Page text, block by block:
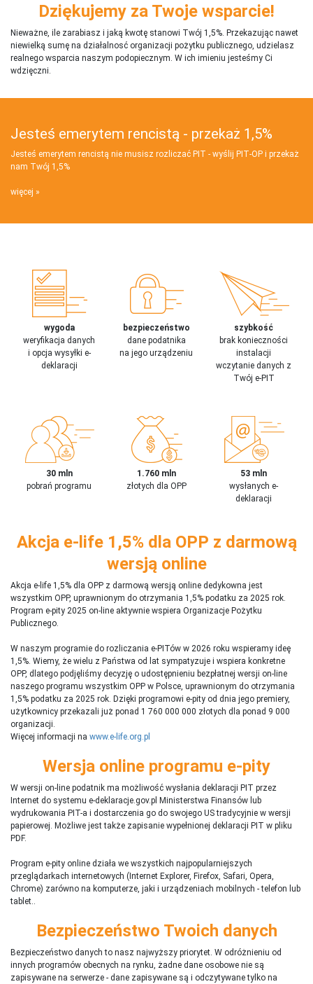
Dziękujemy za Twoje wsparcie!
Nieważne, ile zarabiasz i jaką kwotę stanowi Twój 1,5%. Przekazując nawet
niewielką sumę na działalnosć organizacji pożytku publicznego, udzielasz
realnego wsparcia naszym podopiecznym. W ich imieniu jesteśmy Ci
wdzięczni.
Jesteś emerytem rencistą - przekaż 1,5%
Jesteś emerytem rencistą nie musisz rozliczać PIT - wyślij PIT‑OP i przekaż
nam Twój 1,5%
więcej
wygoda
weryfikacja danych
i opcja wysyłki e-
deklaracji
bezpieczeństwo
dane podatnika
na jego urządzeniu
szybkość
brak konieczności
instalacji
wczytanie danych z
Twój e-PIT
30 mln
pobrań programu
1.760 mln
złotych dla OPP
53 mln
wysłanych e-
deklaracji
Akcja e-life 1,5% dla OPP z darmową
wersją online
Akcja e-life 1,5% dla OPP z darmową wersją online dedykowna jest
wszystkim OPP, uprawnionym do otrzymania 1,5% podatku za 2025 rok.
Program e-pity 2025 on-line aktywnie wspiera Organizacje Pożytku
Publicznego.
W naszym programie do rozliczania e-PITów w 2026 roku wspieramy ideę
1,5%. Wiemy, że wielu z Państwa od lat sympatyzuje i wspiera konkretne
OPP, dlatego podjęliśmy decyzję o udostępnieniu bezpłatnej wersji on-line
naszego programu wszystkim OPP w Polsce, uprawnionym do otrzymania
1,5% podatku za 2025 rok. Dzięki programowi e-pity od dnia jego premiery,
użytkownicy przekazali już ponad 1 760 000 000 złotych dla ponad 9 000
organizacji.
Więcej informacji na www.e-life.org.pl
Wersja online programu e-pity
W wersji on-line podatnik ma możliwość wysłania deklaracji PIT przez
Internet do systemu e-deklaracje.gov.pl Ministerstwa Finansów lub
wydrukowania PIT-a i dostarczenia go do swojego US tradycyjnie w wersji
papierowej. Możliwe jest także zapisanie wypełnionej deklaracji PIT w pliku
PDF.
Program e-pity online działa we wszystkich najpopularniejszych
przeglądarkach internetowych (Internet Explorer, Firefox, Safari, Opera,
Chrome) zarówno na komputerze, jaki i urządzeniach mobilnych - telefon lub
tablet..
Bezpieczeństwo Twoich danych
Bezpieczeństwo danych to nasz najwyższy priorytet. W odróżnieniu od
innych programów obecnych na rynku, żadne dane osobowe nie są
zapisywane na serwerze - dane zapisywane są i odczytywane tylko na